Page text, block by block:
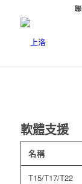
軟體支援
名稱
T15/T17/T22